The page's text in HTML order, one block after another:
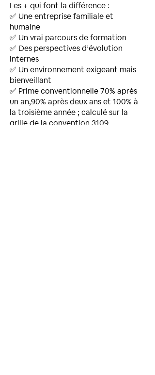
Les + qui font la différence :
✅ Une entreprise familiale et
humaine
✅ Un vrai parcours de formation
✅ Des perspectives d’évolution
internes
✅ Un environnement exigeant mais
bienveillant
✅ Prime conventionnelle 70% après
un an,90% après deux ans et 100% à
la troisième année ; calculé sur la
grille de la convention 3109.